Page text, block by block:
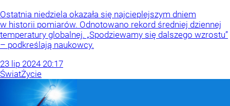
Ostatnia niedziela okazała się najcieplejszym dniem
w historii pomiarów. Odnotowano rekord średniej dziennej
temperatury globalnej. „Spodziewamy się dalszego wzrostu”
– podkreślają naukowcy.
23 lip 2024 20:17
ŚwiatŻycie